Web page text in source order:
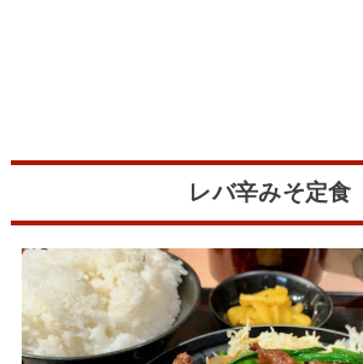
レバ辛みそ定食